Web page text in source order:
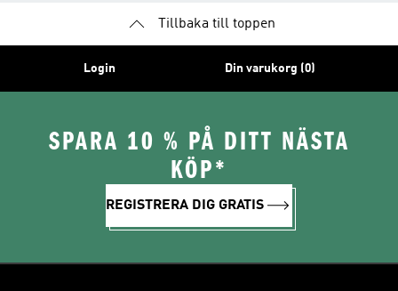
Tillbaka till toppen
Login Din varukorg (0)
SPARA 10 % PÅ DITT NÄSTA
KÖP*
REGISTRERA DIG GRATIS